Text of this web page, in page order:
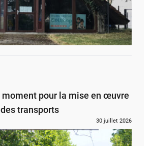
moment pour la mise en œuvre
transports
30 juillet 2026